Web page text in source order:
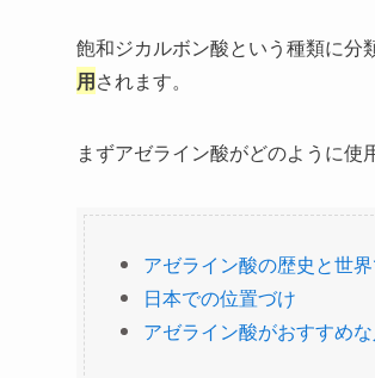
飽和ジカルボン酸という種類に分
用されます。
まずアゼライン酸がどのように使
アゼライン酸の歴史と世
日本での位置づけ
アゼライン酸がおすすめ